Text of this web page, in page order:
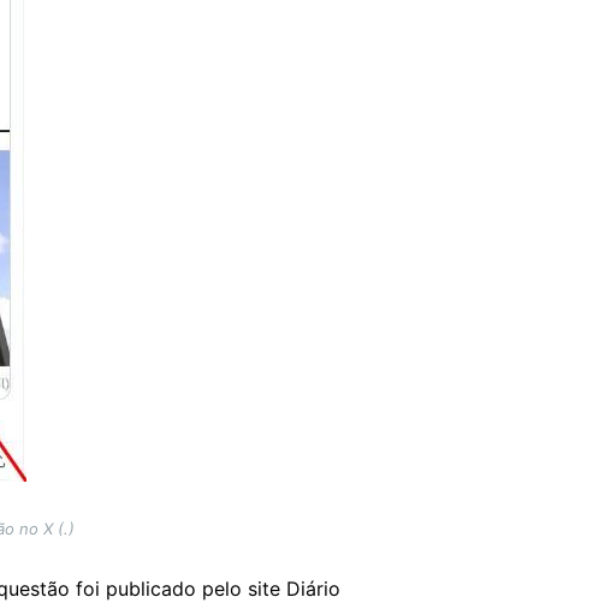
no X (.)
foi publicado pelo site Diário